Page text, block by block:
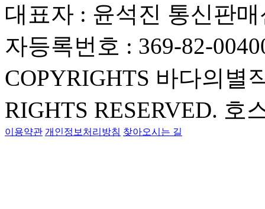
대표자 : 윤석진 통신판
자등록번호 : 369-82-
COPYRIGHTS 바다의별
RIGHTS RESERVED. 호
이용약관 개인정보처리방침 찾아오시는 길